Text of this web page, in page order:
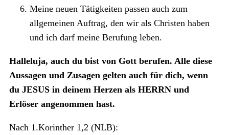
Meine neuen Tätigkeiten passen auch zum
allgemeinen Auftrag, den wir als Christen haben
und ich darf meine Berufung leben.
Halleluja, auch du bist von Gott berufen. Alle diese
Aussagen und Zusagen gelten auch für dich, wenn
du JESUS in deinem Herzen als HERRN und
Erlöser angenommen hast.
Nach 1.Korinther 1,2 (NLB):